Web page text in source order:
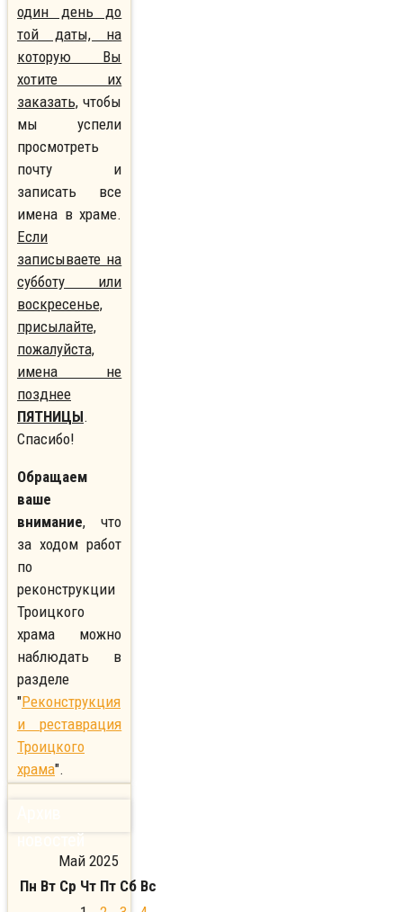
один день до
той даты, на
которую Вы
хотите их
заказать, чтобы
мы успели
просмотреть
почту и
записать все
имена в храме.
Если
записываете на
субботу или
воскресенье,
присылайте,
пожалуйста,
имена не
позднее
ПЯТНИЦЫ.
Спасибо!
Обращаем
ваше
внимание, что
за ходом работ
по
реконструкции
Троицкого
храма можно
наблюдать в
разделе
"Реконструкция
и реставрация
Троицкого
храма".
новостей
Май 2025
Пн Вт Ср Чт Пт Сб Вс